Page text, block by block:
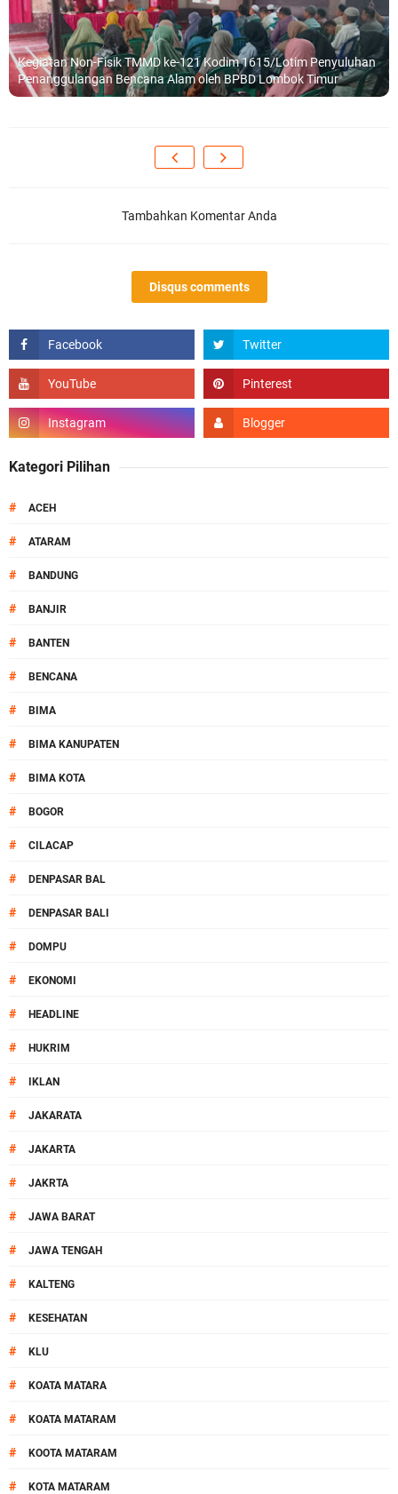
Kegiatan Non-Fisik TMMD ke-121 Kodim 1615/Lotim Penyuluhan
Penanggulangan Bencana Alam oleh BPBD Lombok Timur
Tambahkan Komentar Anda
Disqus comments
Kategori Pilihan
# ACEH
# ATARAM
# BANDUNG
# BANJIR
# BANTEN
# BENCANA
# BIMA
# BIMA KANUPATEN
# BIMA KOTA
# BOGOR
# CILACAP
# DENPASAR BAL
# DENPASAR BALI
# DOMPU
# EKONOMI
# HEADLINE
# HUKRIM
# IKLAN
# JAKARATA
# JAKARTA
# JAKRTA
# JAWA BARAT
# JAWA TENGAH
# KALTENG
# KESEHATAN
# KLU
# KOATA MATARA
# KOATA MATARAM
# KOOTA MATARAM
# KOTA MATARAM